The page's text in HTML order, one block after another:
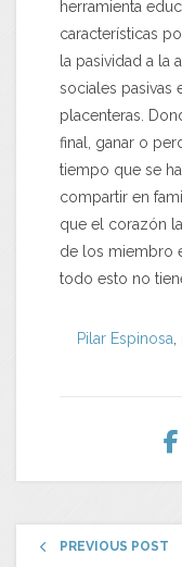
herramienta
características
la pasividad a la
sociales pasivas
placenteras.
final, ganar o
tiempo que se
compartir en
que el corazón
de los miembro
todo esto no
Pilar Espinosa
PREVIOUS POST